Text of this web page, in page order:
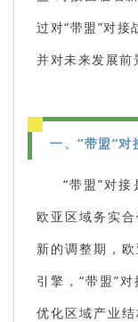
过对“带盟”对
并对未来发展前
一、“带盟”对
“带盟”对
欧亚区域务实
新的调整期，
引擎，“带盟”
优化区域产业